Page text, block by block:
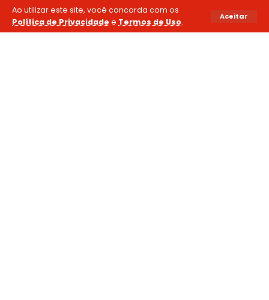
Ao utilizar este site, você concorda com os
Política de Privacidade e Termos de Uso.
Aceitar